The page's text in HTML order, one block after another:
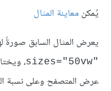
يُمكنمعاينة المثال
يعرض المثال السابق
sizes="50vw"‎،
عرض المتصفح وعلى نسبة